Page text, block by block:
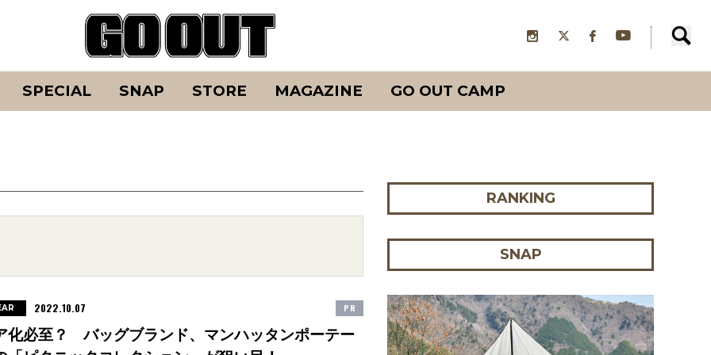
SPECIAL SNAP STORE MAGAZINE GO OUT CAMP
化必至？ バッグブランド、マンハッタンポーテー
2022.10.07 PR
RANKING
SNAP